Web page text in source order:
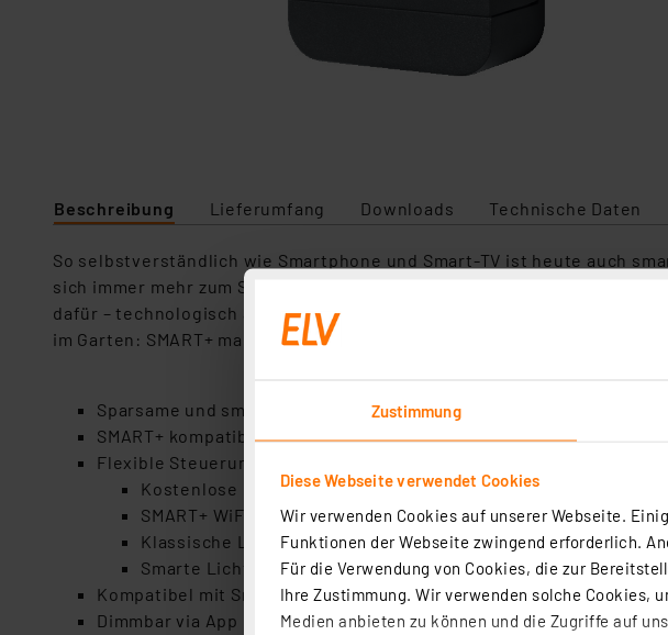
Zustimmung
Diese Webseite verwendet Cookies
Wir verwenden Cookies auf unserer Webseite.
Funktionen der Webseite zwingend erforderlich.
Für die Verwendung von Cookies, die zur
Ihre Zustimmung. Wir verwenden solche Cookies,
Medien anbieten zu können und die Zugriffe auf
Beschreibung Lieferumfang Downloads Technische Daten
So selbstverständlich wie Smartphone und Smart-TV ist heute auch
sich immer mehr zum Standard in modernen Lebenswelten. Und
dafür – technologisch ausgereift, mit attraktiven Designs und
im Garten: SMART+ macht dein Leben smarter.
Sparsame und smarte LED-Technologie – geeignet für z. B.
SMART+ kompatibel dank kabelloser WiFi-Ansteuerung (WLAN 2,4
Flexible Steuerung möglich:
Kostenlose LEDVANCE SMART+ App (Android & iOS)
SMART+ WiFi-Fernbedienung (optionales Zubehör)
Klassische Lichtsteuerung über einen normalen
Smarte Lichtsteuerung über Sprachbefehle (Amazon Alexa,
Kompatibel mit SmartThings
Dimmbar via App und Sprachsteuerung